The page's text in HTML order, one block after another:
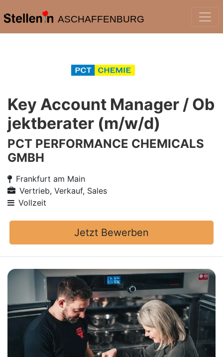
ASCHAFFENBURG
Key Account Manager / Ob
jektberater (m/w/d)
PCT PERFORMANCE CHEMICALS
GMBH
Frankfurt am Main
Vertrieb, Verkauf, Sales
Vollzeit
Jetzt Bewerben